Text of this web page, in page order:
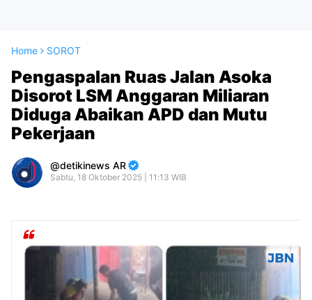
Home SOROT
Pengaspalan Ruas Jalan Asoka
Disorot LSM Anggaran Miliaran
Diduga Abaikan APD dan Mutu
Pekerjaan
detikinews AR
Sabtu, 18 Oktober 2025 | 11:13 WIB